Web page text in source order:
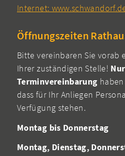
Internet:
Öffnungszeiten
Bitte vereinbaren Sie vorab
Ihrer zuständigen Stelle!
Terminvereinbarung
dass für Ihr Anliegen
Verfügung stehen.
Montag bis Donnerstag
Montag, Dienstag,